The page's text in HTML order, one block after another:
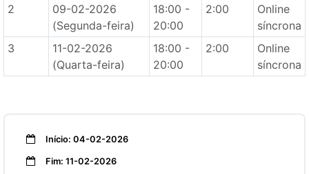
2
09-02-2026
(Segunda-feira)
18:00 -
20:00
2:00
Online
síncrona
3
11-02-2026
(Quarta-feira)
18:00 -
20:00
2:00
Online
síncrona
Início: 04-02-2026
Fim: 11-02-2026